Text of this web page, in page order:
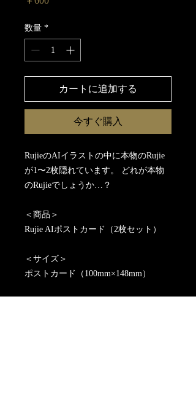
数量 *
カートに追加する
今すぐ購入
RujieのAIイラストの中に本物のRujie
が1〜2枚隠れています。 どれが本物
のRujieでしょうか…？
＜商品＞
Rujie AIポストカード（2枚セット）
＜サイズ＞
ポストカード（100mm×148mm）